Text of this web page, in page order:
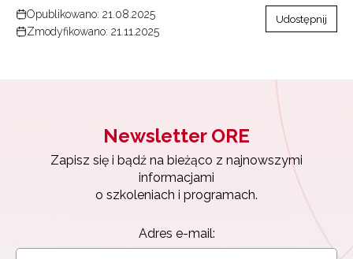
Opublikowano: 21.08.2025
Zmodyfikowano: 21.11.2025
Udostępnij
Newsletter ORE
Zapisz się i bądź na bieżąco z najnowszymi
informacjami
o szkoleniach i programach.
Adres e-mail: